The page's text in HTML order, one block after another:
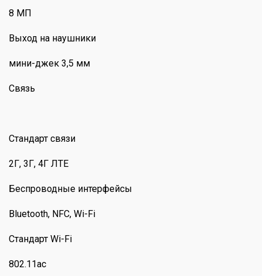
8 МП
Выход на наушники
мини-джек 3,5 мм
Связь
Стандарт связи
2Г, 3Г, 4Г ЛТЕ
Беспроводные интерфейсы
Bluetooth, NFC, Wi-Fi
Стандарт Wi-Fi
802.11ac